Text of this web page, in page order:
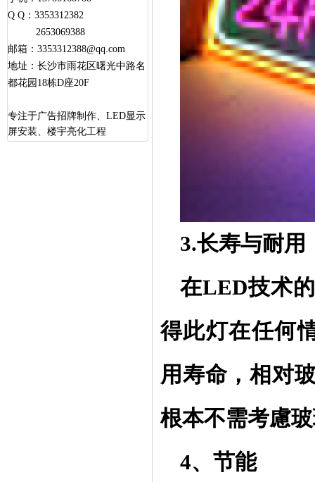
Q Q：3353312382
2653069388
邮箱：3353312388@qq.com
地址：长沙市雨花区曙光中路名
都花园18栋D座20F
专注于广告招牌制作、LED显示
屏安装、楼宇亮化工程
3.长寿与耐用
在LED技术
得此灯在任何
用寿命，相对
根本不需考慮
4、节能